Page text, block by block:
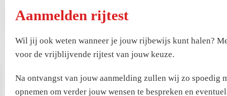
Aanmelden rijtest
Wil jij ook weten wanneer je jouw rijbewijs kunt halen?
voor de vrijblijvende rijtest van jouw keuze.
Na ontvangst van jouw aanmelding zullen wij zo spoedig
opnemen om verder jouw wensen te bespreken en